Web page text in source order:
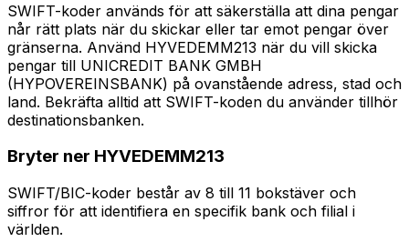
SWIFT-koder används för att säkerställa att dina pengar
når rätt plats när du skickar eller tar emot pengar över
gränserna. Använd HYVEDEMM213 när du vill skicka
pengar till UNICREDIT BANK GMBH
(HYPOVEREINSBANK) på ovanstående adress, stad och
land. Bekräfta alltid att SWIFT-koden du använder tillhör
destinationsbanken.
Bryter ner HYVEDEMM213
SWIFT/BIC-koder består av 8 till 11 bokstäver och
siffror för att identifiera en specifik bank och filial i
världen.